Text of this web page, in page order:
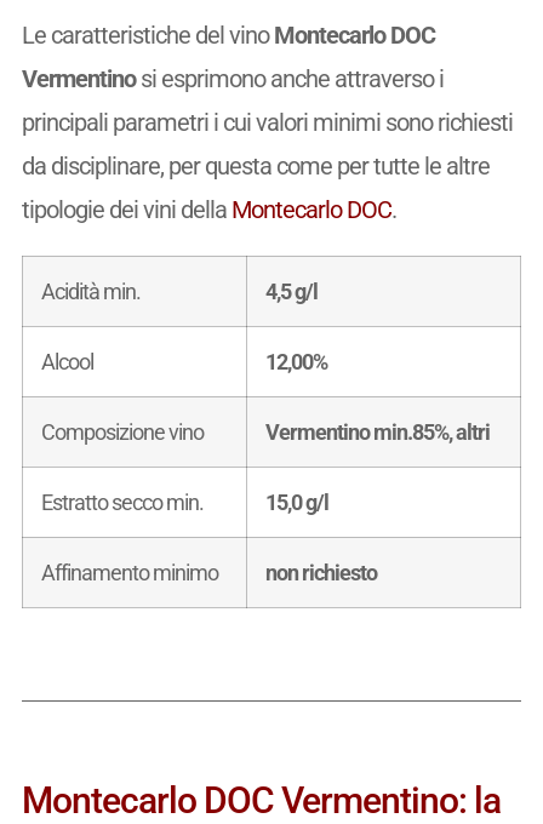
Le caratteristiche del vinoMontecarlo DOC
Vermentinosi esprimono anche attraverso i
principali parametri i cui valori minimi sono richiesti
da disciplinare, per questa come per tutte le altre
tipologie dei vini della Montecarlo DOC.
Acidità min. 4,5 g/l
Alcool 12,00%
Composizione vino Vermentino min.85%, altri
Estratto secco min. 15,0 g/l
Affinamento minimo non richiesto
Montecarlo DOC Vermentino: la